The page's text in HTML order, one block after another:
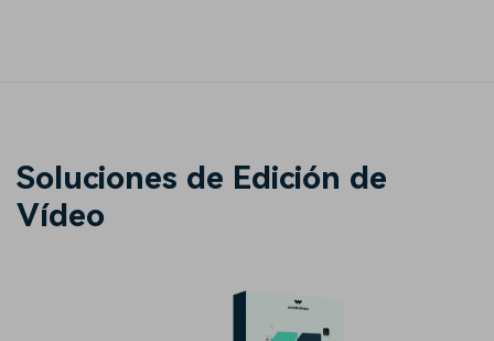
Soluciones de Edición de
Vídeo